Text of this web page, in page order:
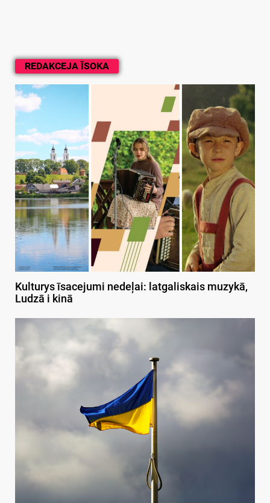
REDAKCEJA ĪSOKA
Kulturys īsacejumi nedeļai: latgaliskais muzykā,
Ludzā i kinā